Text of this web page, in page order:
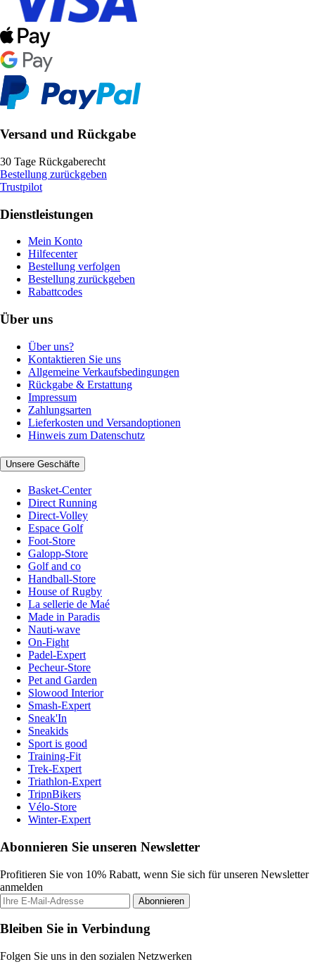
Versand und Rückgabe
30 Tage Rückgaberecht
Bestellung zurückgeben
Trustpilot
Dienstleistungen
Mein Konto
Hilfecenter
Bestellung verfolgen
Bestellung zurückgeben
Rabattcodes
Über uns
Über uns?
Kontaktieren Sie uns
Allgemeine Verkaufsbedingungen
Rückgabe & Erstattung
Impressum
Zahlungsarten
Lieferkosten und Versandoptionen
Hinweis zum Datenschutz
Unsere Geschäfte
Basket-Center
Direct Running
Direct-Volley
Espace Golf
Foot-Store
Galopp-Store
Golf and co
Handball-Store
House of Rugby
La sellerie de Maé
Made in Paradis
Nauti-wave
On-Fight
Padel-Expert
Pecheur-Store
Pet and Garden
Slowood Interior
Smash-Expert
Sneak'In
Sneakids
Sport is good
Training-Fit
Trek-Expert
Triathlon-Expert
TripnBikers
Vélo-Store
Winter-Expert
Abonnieren Sie unseren Newsletter
Profitieren Sie von 10% Rabatt, wenn Sie sich für unseren Newsletter
anmelden
Abonnieren
Bleiben Sie in Verbindung
Folgen Sie uns in den sozialen Netzwerken